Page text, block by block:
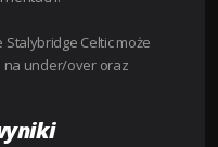
Stalybridge Celtic może
na under/over oraz